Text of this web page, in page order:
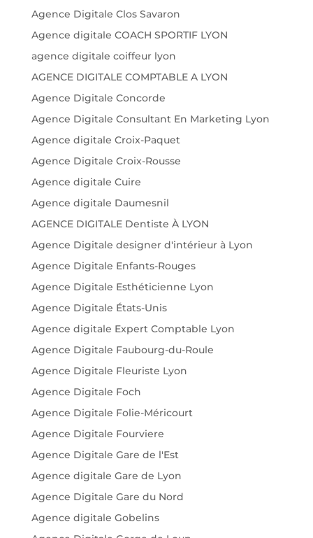
Agence Digitale Clos Savaron
Agence digitale COACH SPORTIF LYON
agence digitale coiffeur lyon
AGENCE DIGITALE COMPTABLE A LYON
Agence Digitale Concorde
Agence Digitale Consultant En Marketing Lyon
Agence digitale Croix-Paquet
Agence Digitale Croix-Rousse
Agence digitale Cuire
Agence digitale Daumesnil
AGENCE DIGITALE Dentiste À LYON
Agence Digitale designer d'intérieur à Lyon
Agence Digitale Enfants-Rouges
Agence Digitale Esthéticienne Lyon
Agence Digitale États-Unis
Agence digitale Expert Comptable Lyon
Agence Digitale Faubourg-du-Roule
Agence Digitale Fleuriste Lyon
Agence Digitale Foch
Agence Digitale Folie-Méricourt
Agence Digitale Fourviere
Agence Digitale Gare de l'Est
Agence digitale Gare de Lyon
Agence Digitale Gare du Nord
Agence digitale Gobelins